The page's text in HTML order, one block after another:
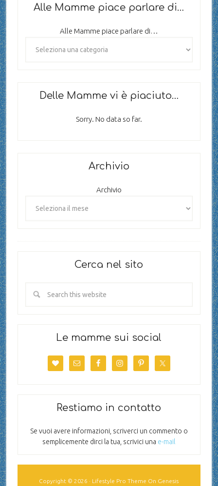
Alle Mamme piace parlare di…
Alle Mamme piace parlare di…
Delle Mamme vi è piaciuto…
Sorry. No data so far.
Archivio
Archivio
Cerca nel sito
Le mamme sui social
Restiamo in contatto
Se vuoi avere informazioni, scriverci un commento o
semplicemente dirci la tua, scrivici una e-mail
Copyright © 2026 · Lifestyle Pro Theme On Genesis